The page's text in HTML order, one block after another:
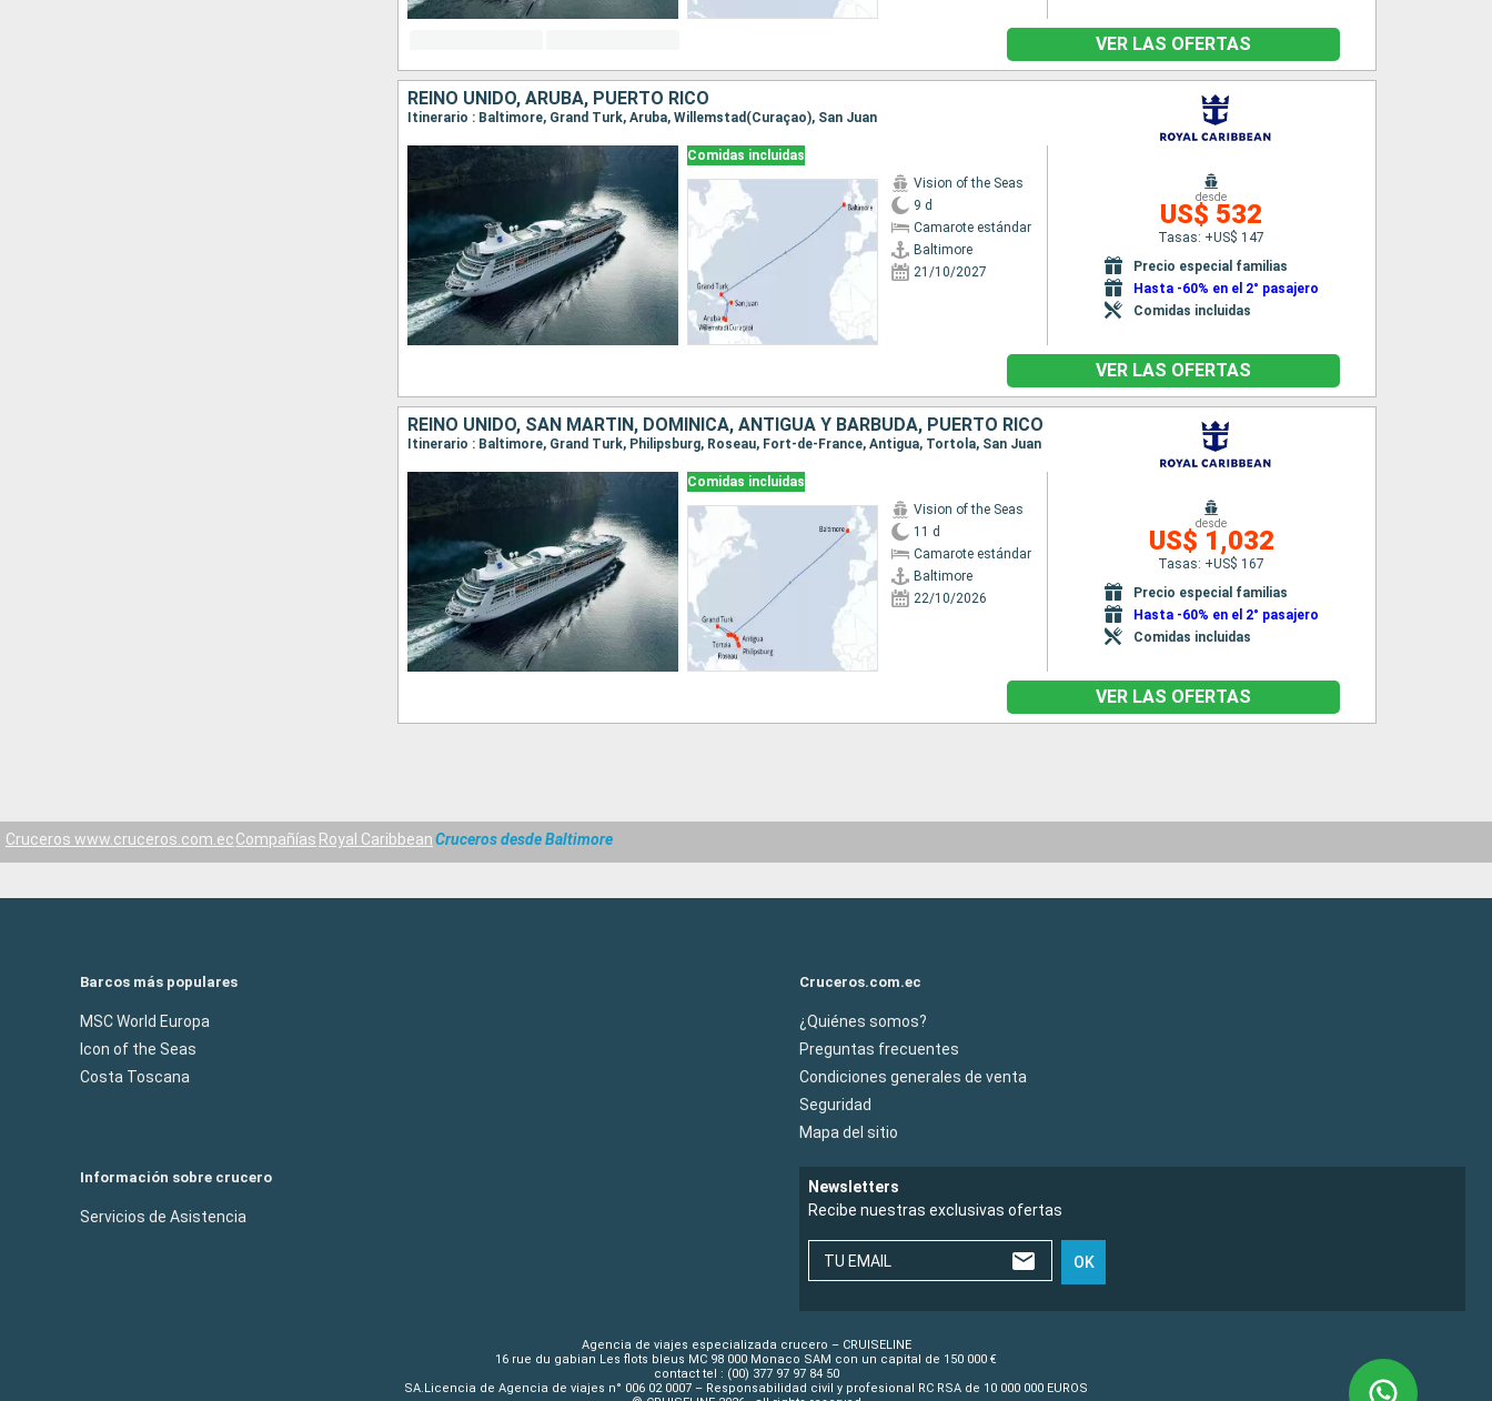
VER LAS OFERTAS
REINO UNIDO, ARUBA, PUERTO RICO
Itinerario : Baltimore, Grand Turk, Aruba, Willemstad(Curaçao), San Juan
Comidas incluidas
Vision of the Seas
9 d
Camarote estándar
Baltimore
21/10/2027
desde
US$ 532
Tasas: +US$ 147
Precio especial familias
Hasta -60% en el 2° pasajero
Comidas incluidas
VER LAS OFERTAS
REINO UNIDO, SAN MARTÍN, DOMINICA, ANTIGUA Y BARBUDA, PUERTO RICO
Itinerario : Baltimore, Grand Turk, Philipsburg, Roseau, Fort-de-France, Antigua, Tortola, San Juan
Comidas incluidas
Vision of the Seas
11 d
Camarote estándar
Baltimore
22/10/2026
desde
US$ 1,032
Tasas: +US$ 167
Precio especial familias
Hasta -60% en el 2° pasajero
Comidas incluidas
VER LAS OFERTAS
Cruceros www.cruceros.com.ecCompañías Royal CaribbeanCruceros desde Baltimore
Barcos más populares
MSC World Europa
Icon of the Seas
Costa Toscana
Cruceros.com.ec
¿Quiénes somos?
Preguntas frecuentes
Condiciones generales de venta
Seguridad
Mapa del sitio
Información sobre crucero
Servicios de Asistencia
Newsletters
Recibe nuestras exclusivas ofertas
TU EMAIL OK
Agencia de viajes especializada crucero – CRUISELINE
16 rue du gabian Les flots bleus MC 98 000 Monaco SAM con un capital de 150 000 €
contact tel : (00) 377 97 97 84 50
SA.Licencia de Agencia de viajes n° 006 02 0007 – Responsabilidad civil y profesional RC RSA de 10 000 000 EUROS